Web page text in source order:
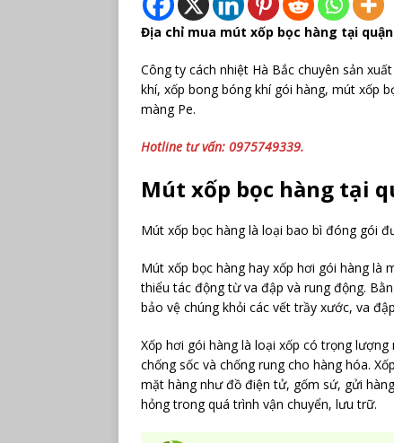
Địa chỉ mua mút xốp bọc hàng tại quận
Công ty cách nhiệt Hà Bắc chuyên sản
khí, xốp bong bóng khí gói hàng, mút xốp
màng Pe.
Hotline tư vấn: 0975749339.
Mút xốp bọc hàng tại
Mút xốp bọc hàng là loại bao bì đóng gói
Mút xốp bọc hàng hay xốp hơi gói hàng là
thiểu tác động từ va đập và rung động.
bảo vệ chúng khỏi các vết trầy xước, va
Xốp hơi gói hàng là loại xốp có trọng
chống sốc và chống rung cho hàng hóa.
mặt hàng như đồ điện tử, gốm sứ, gửi
hỏng trong quá trình vận chuyển, lưu trữ.